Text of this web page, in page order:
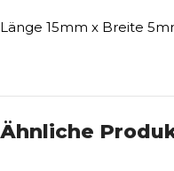
Länge 15mm x Breite
Ähnliche